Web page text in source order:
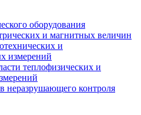
оборудования
и магнитных величин
и
измерений
теплофизических и
неразрушающего контроля